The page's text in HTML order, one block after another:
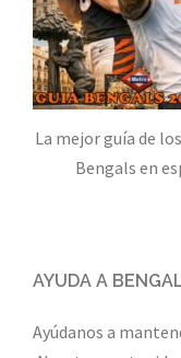
La mejor guía de
Bengals en
AYUDA A
Ayúdanos a